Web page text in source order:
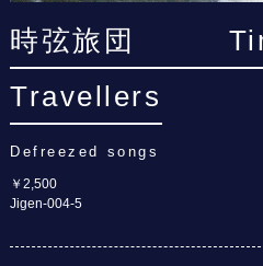
時弦旅団
Travellers
Defreezed songs
￥2,500
Jigen-004-5